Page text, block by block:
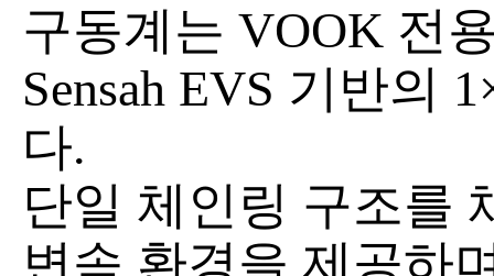
구동계는 VOOK 전
Sensah EVS 기반의
다.
단일 체인링 구조를
변속 환경을 제공하